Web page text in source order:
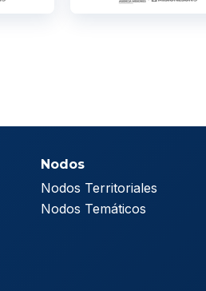
Nodos
Nodos Territoriales
Nodos Temáticos